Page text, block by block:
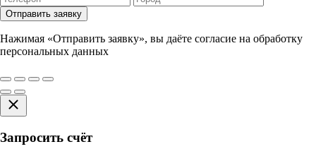
Отправить заявку
Нажимая «Отправить заявку», вы даёте согласие на обработку
персональных данных
Запросить счёт